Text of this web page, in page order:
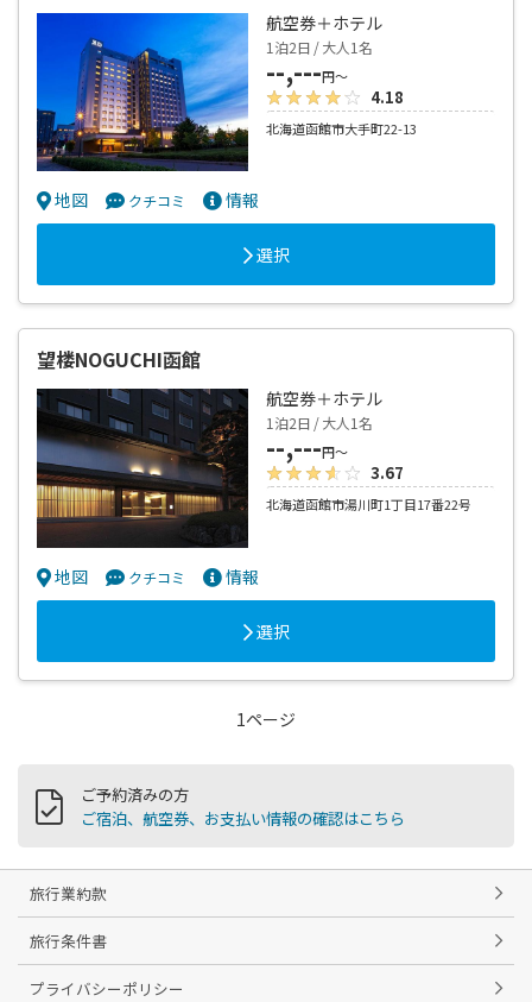
航空券＋ホテル
1泊2日 / 大人1名
--,---円～
4.18
北海道函館市大手町22-13
地図 クチコミ 情報
選択
望楼NOGUCHI函館
航空券＋ホテル
1泊2日 / 大人1名
--,---円～
3.67
北海道函館市湯川町1丁目17番22号
地図 クチコミ 情報
選択
1ページ
ご予約済みの方
ご宿泊、航空券、お支払い情報の確認はこちら
旅行業約款
旅行条件書
プライバシーポリシー